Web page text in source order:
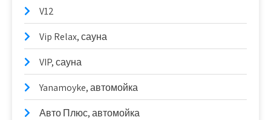
V12
Vip Relax, сауна
VIP, сауна
Yanamoyke, автомойка
Авто Плюс, автомойка